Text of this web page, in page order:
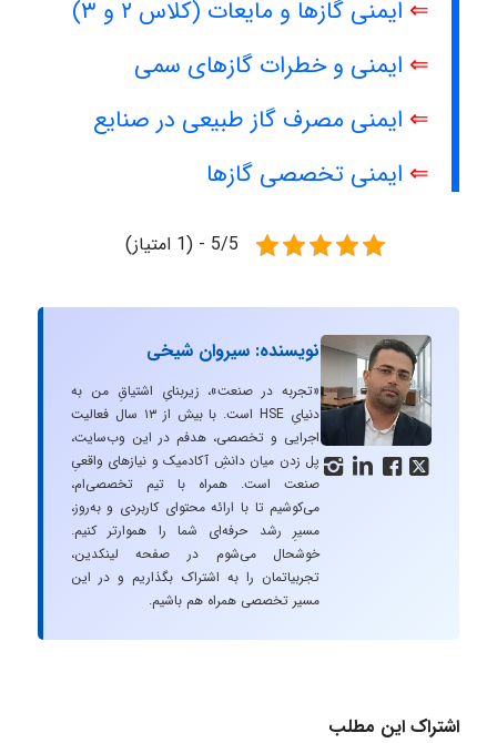
⇐ ایمنی گازها و مایعات (کلاس ۲ و ۳)
⇐ ایمنی و خطرات گازهای سمی
⇐ ایمنی مصرف گاز طبیعی در صنایع
⇐ ایمنی تخصصی گازها
5/5 - (1 امتیاز)
   
نویسنده: سیروان شیخی
«تجربه در صنعت»، زیربنایِ اشتیاقِ من به
دنیایِ HSE است. با بیش از ۱۳ سال فعالیت
اجرایی و تخصصی، هدفم در این وب‌سایت،
پل زدن میان دانشِ آکادمیک و نیازهای واقعیِ
صنعت است. همراه با تیم تخصصی‌ام،
می‌کوشیم تا با ارائه محتوای کاربردی و به‌روز،
مسیرِ رشد حرفه‌ای شما را هموارتر کنیم.
خوشحال می‌شوم در صفحه لینکدین،
تجربیاتمان را به اشتراک بگذاریم و در این
مسیر تخصصی همراه هم باشیم.
اشتراک این مطلب